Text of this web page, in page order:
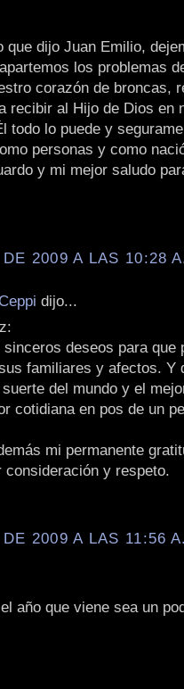
que dijo Juan Emilio,
los problemas
corazón de broncas,
recibir al Hijo de Dios en
todo lo puede y
personas y como
y mi mejor saludo
2009 A LAS 10:28
dijo...
deseos para que
familiares y afectos. Y
del mundo y el
cotidiana en pos de un
mi permanente
y respeto.
2009 A LAS 11:56
año que viene sea un